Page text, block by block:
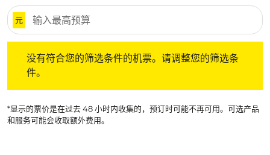
元
没有符合您的筛选条件的机票。请调整您的筛选条
件。
*显示的票价是在过去 48 小时内收集的，预订时可能不再可用。可选产品
和服务可能会收取额外费用。